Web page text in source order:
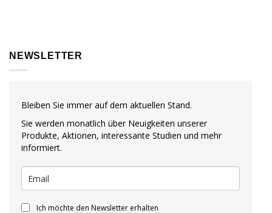
NEWSLETTER
Bleiben Sie immer auf dem aktuellen Stand.
Sie werden monatlich über Neuigkeiten unserer
Produkte, Aktionen, interessante Studien und mehr
informiert.
Ich möchte den Newsletter erhalten